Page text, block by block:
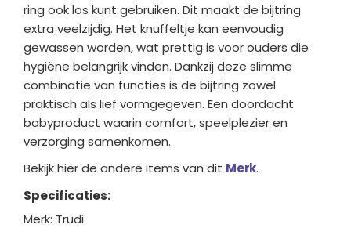
ring ook los kunt gebruiken. Dit maakt de bijtring
extra veelzijdig. Het knuffeltje kan eenvoudig
gewassen worden, wat prettig is voor ouders die
hygiëne belangrijk vinden. Dankzij deze slimme
combinatie van functies is de bijtring zowel
praktisch als lief vormgegeven. Een doordacht
babyproduct waarin comfort, speelplezier en
verzorging samenkomen.
Bekijk hier de andere items van dit Merk.
Specificaties:
Merk: Trudi